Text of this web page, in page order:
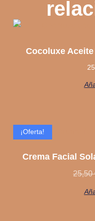
Cocoluxe Aceite
¡Oferta!
Crema Facial
25,50